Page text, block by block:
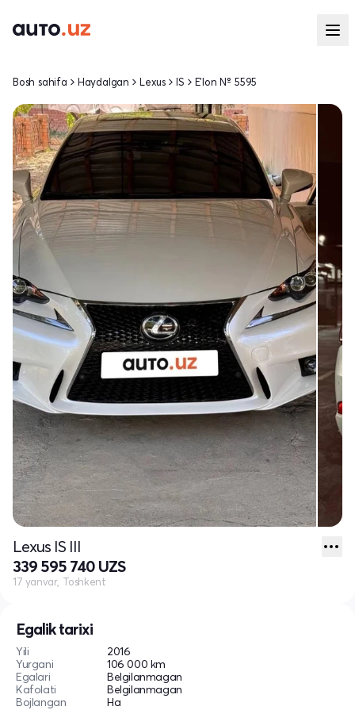
Egalik tarixi
Yili
2016
Yurgani
106 000 km
Egalari
Belgilanmagan
Kafolati
Belgilanmagan
Bojlangan
Ha
Bosh sahifa Haydalgan Lexus IS E'lon № 5595
Lexus IS III
339 595 740 UZS
17 yanvar, Toshkent